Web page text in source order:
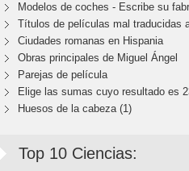
Modelos de coches - Escribe su
Títulos de películas mal traducidas
Ciudades romanas en Hispania
Obras principales de Miguel Ángel
Parejas de película
Elige las sumas cuyo resultado es
Huesos de la cabeza (1)
Top 10 Ciencias: